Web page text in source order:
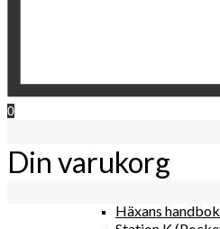
Hur du blir
Äldre och
Gud gav oss tio
Blomster &
Den lilla
Det lilla
Den nakna
Gröna, sköna
Häxans
0
Din varukorg